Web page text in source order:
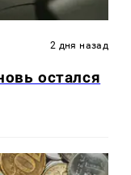
2 дня назад
остался